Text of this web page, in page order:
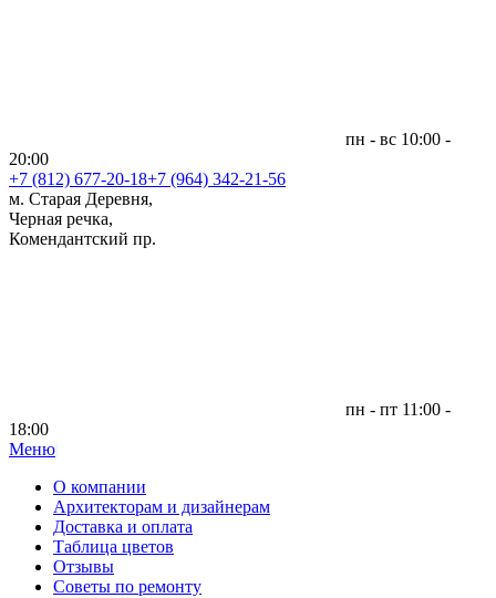
пн - вс 10:00 -
20:00
+7 (812) 677-20-18+7 (964) 342-21-56
м. Старая Деревня,
Черная речка,
Комендантский пр.
пн - пт 11:00 -
18:00
Меню|
О компании
Архитекторам и дизайнерам
Доставка и оплата
Таблица цветов
Отзывы
Советы по ремонту